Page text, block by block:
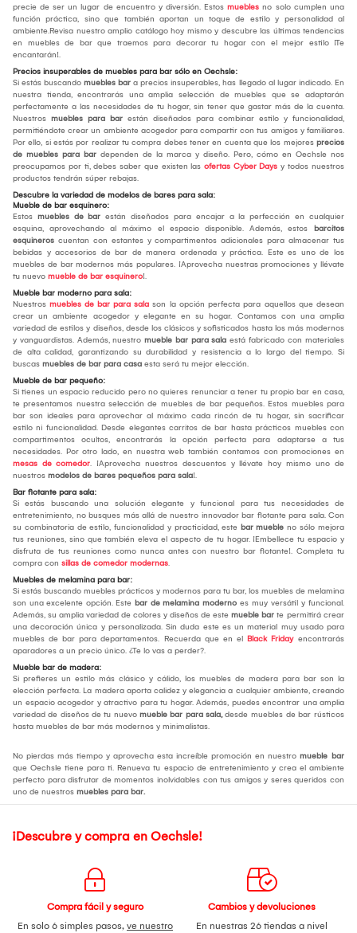
precie de ser un lugar de encuentro y diversión. Estos muebles no solo cumplen una
función práctica, sino que también aportan un toque de estilo y personalidad al
ambiente.Revisa nuestro amplio catálogo hoy mismo y descubre las últimas tendencias
en muebles de bar que traemos para decorar tu hogar con el mejor estilo ¡Te
encantarán!.
Precios insuperables de muebles para bar sólo en Oechsle:
Si estás buscando muebles bar a precios insuperables, has llegado al lugar indicado. En
nuestra tienda, encontrarás una amplia selección de muebles que se adaptarán
perfectamente a las necesidades de tu hogar, sin tener que gastar más de la cuenta.
Nuestros muebles para bar están diseñados para combinar estilo y funcionalidad,
permitiéndote crear un ambiente acogedor para compartir con tus amigos y familiares.
Por ello, si estás por realizar tu compra debes tener en cuenta que los mejores precios
de muebles para bar dependen de la marca y diseño. Pero, cómo en Oechsle nos
preocupamos por ti, debes saber que existen las ofertas Cyber Days y todos nuestros
productos tendrán súper rebajas.
Descubre la variedad de modelos de bares para sala:
Mueble de bar esquinero:
Estos muebles de bar están diseñados para encajar a la perfección en cualquier
esquina, aprovechando al máximo el espacio disponible. Además, estos barcitos
esquineros cuentan con estantes y compartimentos adicionales para almacenar tus
bebidas y accesorios de bar de manera ordenada y práctica. Este es uno de los
muebles de bar modernos más populares. ¡Aprovecha nuestras promociones y llévate
tu nuevo mueble de bar esquinero!.
Mueble bar moderno para sala:
Nuestros muebles de bar para sala son la opción perfecta para aquellos que desean
crear un ambiente acogedor y elegante en su hogar. Contamos con una amplia
variedad de estilos y diseños, desde los clásicos y sofisticados hasta los más modernos
y vanguardistas. Además, nuestro mueble bar para sala está fabricado con materiales
de alta calidad, garantizando su durabilidad y resistencia a lo largo del tiempo. Si
buscas muebles de bar para casa esta será tu mejor elección.
Mueble de bar pequeño:
Si tienes un espacio reducido pero no quieres renunciar a tener tu propio bar en casa,
te presentamos nuestra selección de muebles de bar pequeños. Estos muebles para
bar son ideales para aprovechar al máximo cada rincón de tu hogar, sin sacrificar
estilo ni funcionalidad. Desde elegantes carritos de bar hasta prácticos muebles con
compartimentos ocultos, encontrarás la opción perfecta para adaptarse a tus
necesidades. Por otro lado, en nuestra web también contamos con promociones en
mesas de comedor. ¡Aprovecha nuestros descuentos y llévate hoy mismo uno de
nuestros modelos de bares pequeños para sala!.
Bar flotante para sala:
Si estás buscando una solución elegante y funcional para tus necesidades de
entretenimiento, no busques más allá de nuestro innovador bar flotante para sala. Con
su combinatoria de estilo, funcionalidad y practicidad, este bar mueble no sólo mejora
tus reuniones, sino que también eleva el aspecto de tu hogar. ¡Embellece tu espacio y
disfruta de tus reuniones como nunca antes con nuestro bar flotante!. Completa tu
compra con sillas de comedor modernas.
Muebles de melamina para bar:
Si estás buscando muebles prácticos y modernos para tu bar, los muebles de melamina
son una excelente opción. Este bar de melamina moderno es muy versátil y funcional.
Además, su amplia variedad de colores y diseños de este mueble bar te permitirá crear
una decoración única y personalizada. Sin duda este es un material muy usado para
muebles de bar para departamentos. Recuerda que en el Black Fridayencontrarás
aparadores a un precio único. ¿Te lo vas a perder?.
Mueble bar de madera:
Si prefieres un estilo más clásico y cálido, los muebles de madera para bar son la
elección perfecta. La madera aporta calidez y elegancia a cualquier ambiente, creando
un espacio acogedor y atractivo para tu hogar. Además, puedes encontrar una amplia
variedad de diseños de tu nuevo mueble bar para sala,desde muebles de bar rústicos
hasta muebles de bar más modernos y minimalistas.
No pierdas más tiempo y aprovecha esta increíble promoción en nuestro mueble bar
que Oechsle tiene para ti. Renueva tu espacio de entretenimiento y crea el ambiente
perfecto para disfrutar de momentos inolvidables con tus amigos y seres queridos con
uno de nuestros muebles para bar.
¡Descubre y compra en Oechsle!
Compra fácil y seguro
En solo 6 simples pasos, ve nuestro
Cambios y devoluciones
En nuestras 26 tiendas a nivel